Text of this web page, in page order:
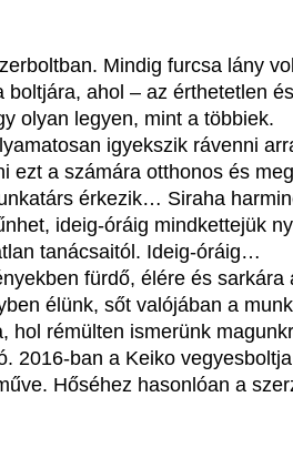
Mindig furcsa lány
ahol – az érthetetlen
olyan legyen, mint a többiek.
igyekszik rávenni
ezt a számára otthonos és
érkezik… Siraha
ideig-óráig mindkettejük
tanácsaitól. Ideig-óráig…
fürdő, élére és
élünk, sőt valójában a
hol rémülten ismerünk
2016-ban a Keiko
Hőséhez hasonlóan a